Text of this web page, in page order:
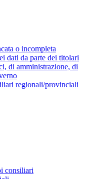
o incompleta
dati da parte dei titolari
di amministrazione, di
regionali/provinciali
consiliari